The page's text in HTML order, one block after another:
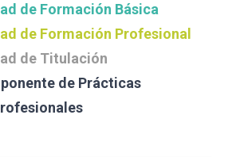
de Formación Básica
de Formación Profesional
de Titulación
de Prácticas